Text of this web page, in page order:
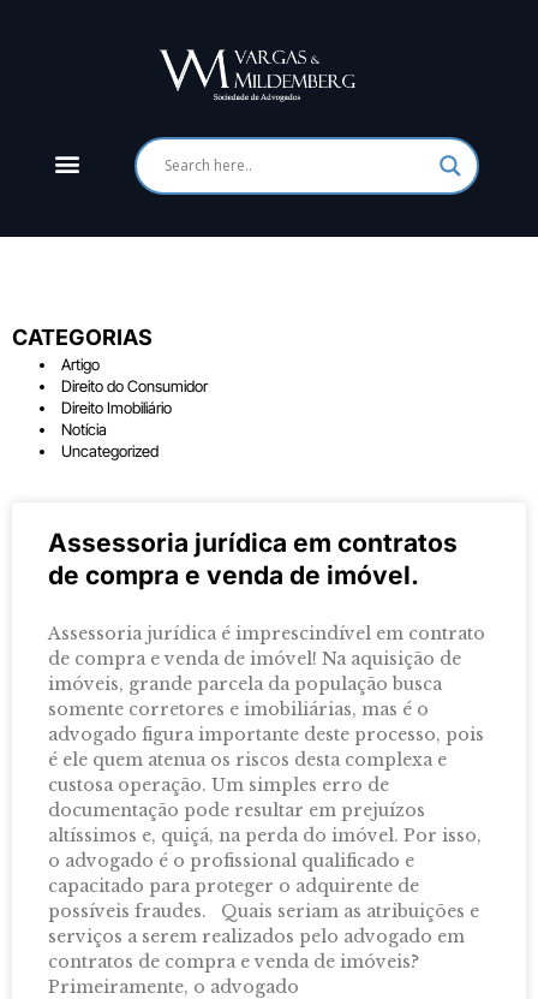
CATEGORIAS
Artigo
Direito do Consumidor
Direito Imobiliário
Notícia
Uncategorized
Assessoria jurídica em contratos
de compra e venda de imóvel.
Assessoria jurídica é imprescindível em contrato
de compra e venda de imóvel! Na aquisição de
imóveis, grande parcela da população busca
somente corretores e imobiliárias, mas é o
advogado figura importante deste processo, pois
é ele quem atenua os riscos desta complexa e
custosa operação. Um simples erro de
documentação pode resultar em prejuízos
altíssimos e, quiçá, na perda do imóvel. Por isso,
o advogado é o profissional qualificado e
capacitado para proteger o adquirente de
possíveis fraudes. Quais seriam as atribuições e
serviços a serem realizados pelo advogado em
contratos de compra e venda de imóveis?
Primeiramente, o advogado